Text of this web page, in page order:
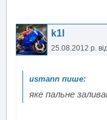
k1l
25.08.2012 р.
яке пальне